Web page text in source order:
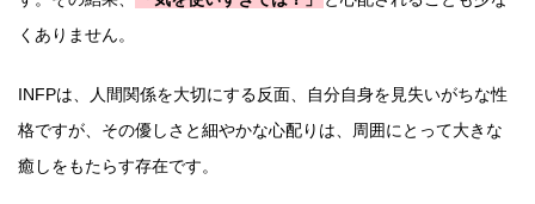
くありません。
INFPは、人間関係を大切にする反面、自分自身を見失いがちな性
格ですが、その優しさと細やかな心配りは、周囲にとって大きな
癒しをもたらす存在です。